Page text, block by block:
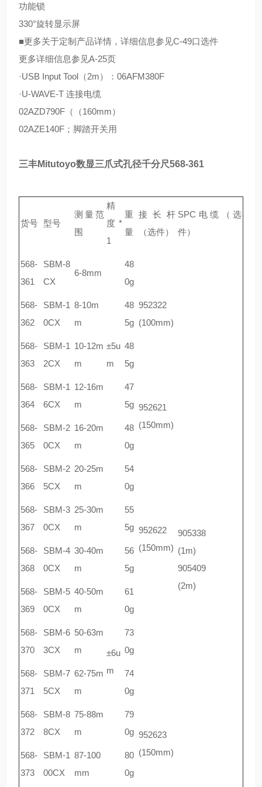
功能锁
330°旋转显示屏
■更多关于定制产品详情，详细信息参见C-49口选件
更多详细信息参见A-25页
·USB Input Tool（2m）：06AFM380F
·U-WAVE-T 连接电缆
02AZD790F（（160mm）
02AZE140F；脚踏开关用
三丰Mitutoyo数显三爪式孔径千分尺568-361
货号 型号
测量范
围
精
度*
1
重
量
接长杆
（选件）
SPC电缆（选
件）
568-
361
SBM-8
CX
6-8mm
±5u
m
48
0g
952322
(100mm)
905338
(1m)
905409
(2m)
568-
362
SBM-1
0CX
8-10m
m
48
5g
568-
363
SBM-1
2CX
10-12m
m
48
5g
568-
364
SBM-1
6CX
12-16m
m
47
5g 952621
(150mm)
568-
365
SBM-2
0CX
16-20m
m
48
0g
568-
366
SBM-2
5CX
20-25m
m
±6u
m
54
0g
952622
(150mm)
568-
367
SBM-3
0CX
25-30m
m
55
5g
568-
368
SBM-4
0CX
30-40m
m
56
5g
568-
369
SBM-5
0CX
40-50m
m
61
0g
568-
370
SBM-6
3CX
50-63m
m
73
0g
952623
(150mm)
568-
371
SBM-7
5CX
62-75m
m
74
0g
568-
372
SBM-8
8CX
75-88m
m
79
0g
568-
373
SBM-1
00CX
87-100
mm
80
0g